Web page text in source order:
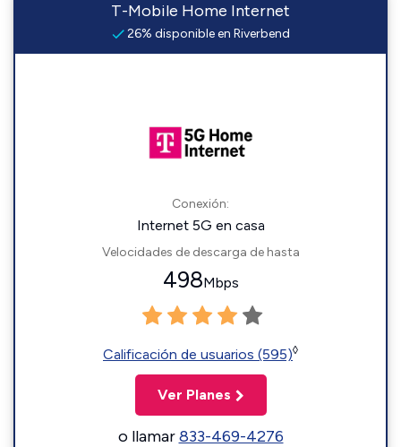
T-Mobile Home Internet
26% disponible en Riverbend
Conexión:
Internet 5G en casa
Velocidades de descarga de hasta
498Mbps
Calificación de usuarios (595)◊
Ver Planes
o llamar833-469-4276